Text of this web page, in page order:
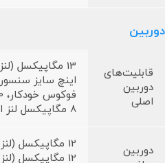
دوربین
قابلیت‌های
دوربین
اصلی
فوکوس خودکار، f/2.0)
8 مگاپیکسل لنز اولتراواید f/2.2
دوربین
12 مگاپیکسل (لنز واید 26 میلی‌متری، f/2.2)